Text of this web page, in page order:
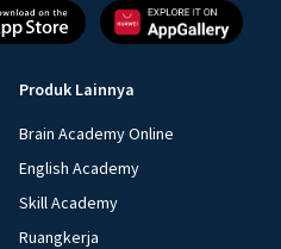
Produk Lainnya
Brain Academy Online
English Academy
Skill Academy
Ruangkerja